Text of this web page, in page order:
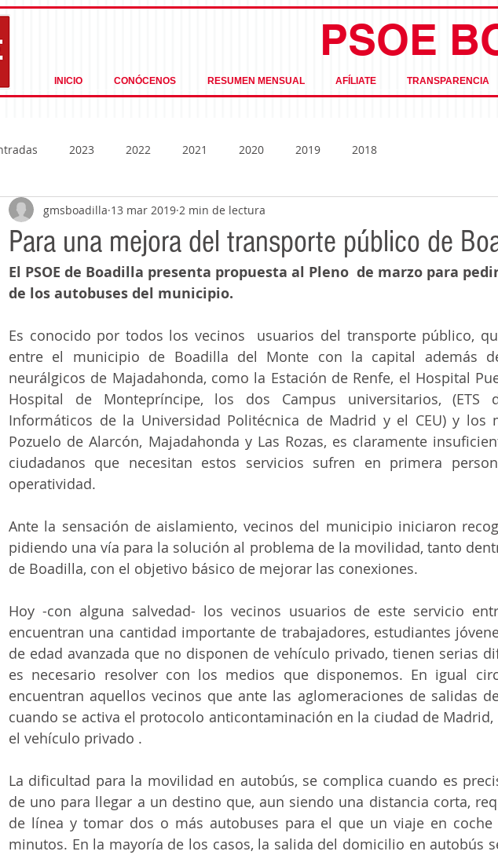
PSOE
INICIO CONÓCENOS RESUMEN MENSUAL AFÍLIATE TRANSPARENCIA
2023 2022 2021 2020 2019 2018
Para una mejora del transporte público de
gmsboadilla 13 mar 2019 2 min de lectura
El PSOE de Boadilla presenta propuesta al Pleno  de marzo para
de los autobuses del municipio.
Es conocido por todos los vecinos  usuarios del transporte público,
entre el municipio de Boadilla del Monte con la capital además
neurálgicos de Majadahonda, como la Estación de Renfe, el Hospital
Hospital de Montepríncipe, los dos Campus universitarios, (ETS
Informáticos de la Universidad Politécnica de Madrid y el CEU) y los
Pozuelo de Alarcón, Majadahonda y Las Rozas, es claramente
ciudadanos que necesitan estos servicios sufren en primera
operatividad.
Ante la sensación de aislamiento, vecinos del municipio iniciaron
pidiendo una vía para la solución al problema de la movilidad, tanto
de Boadilla, con el objetivo básico de mejorar las conexiones.
Hoy -con alguna salvedad- los vecinos usuarios de este servicio
encuentran una cantidad importante de trabajadores, estudiantes
de edad avanzada que no disponen de vehículo privado, tienen serias
es necesario resolver con los medios que disponemos. En igual
encuentran aquellos vecinos que ante las aglomeraciones de salidas
cuando se activa el protocolo anticontaminación en la ciudad de
el vehículo privado .
La dificultad para la movilidad en autobús, se complica cuando es
de uno para llegar a un destino que, aun siendo una distancia corta,
de línea y tomar dos o más autobuses para el que un viaje en coche
minutos. En la mayoría de los casos, la salida del domicilio en autobús